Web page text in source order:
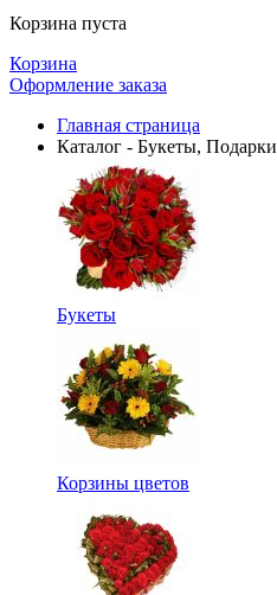
Корзина пуста
Корзина
Оформление заказа
Главная страница
Каталог - Букеты, Подарки
Букеты
Корзины цветов